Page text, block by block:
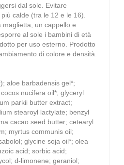
dal sole. Evitare
calde (tra le 12 e le 16).
un cappello e
al sole i bambini di età
per uso esterno. Prodotto
di colore e densità.
aloe barbadensis gel*;
nucifera oil*; glyceryl
parkii butter extract;
stearoyl lactylate; benzyl
cacao seed butter; cetearyl
myrtus communis oil;
glycine soja oil*; olea
acid; sorbic acid;
d-limonene; geraniol;